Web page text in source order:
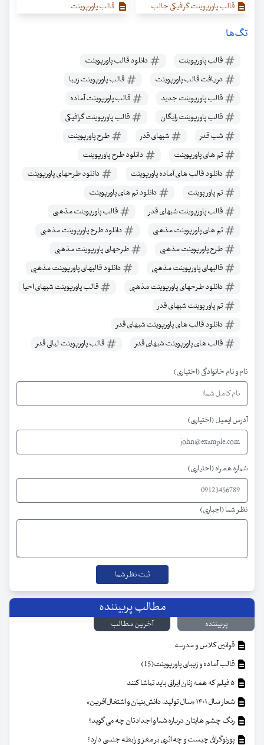
قالب پاورپوینت گرافیکی جالب قالب پاورپوینت
تگ‌ها
قالب پاورپوینت
دانلود قالب پاورپوینت
دریافت قالب پاورپوینت
قالب پاورپوینت زیبا
قالب پاورپوینت جدید
قالب پاورپوینت آماده
قالب پاورپوینت رایگان
قالب پاورپوینت گرافیکی
شب قدر
شبهای قدر
طرح پاورپوینت
تم های پاورپوینت
دانلود طرح پاورپوینت
دانلود قالب های آماده پاورپوینت
دانلود طرحهای پاورپوینت
تم پاور پوینت
دانلود تم های پاورپوینت
قالب پاورپوینت شبهای قدر
قالب پاورپوینت مذهبی
تم های پاورپوینت مذهبی
دانلود طرح پاورپوینت مذهبی
طرح پاورپوینت مذهبی
طرحهای پاورپوینت مذهبی
قالبهای پاورپوینت مذهبی
دانلود قالبهای پاورپوینت مذهبی
دانلود طرحهای پاورپوینت مذهبی
قالب پاورپوینت شبهای احیا
تم پاور پوینت شبهای قدر
دانلود قالب های پاورپوینت شبهای قدر
قالب های پاورپوینت شبهای قدر
قالب پاورپوینت لیالی قدر
نام و نام خانوادگی (اختیاری)
آدرس ایمیل (اختیاری)
شماره همراه (اختیاری)
نظر شما (اجباری)
مطالب پربیننده
پربیننده
آخرین مطالب
قوانین کلاس و مدرسه
قالب آماده و زیبای پاورپوینت(15)
شعار سال ۱۴۰۱ «سال تولید، دانش‌بنیان و اشتغال‌آفرین»
رنگ چشم هایتان درباره شما و اجدادتان چه می گوید؟
پورنوگرافی چیست و چه اثری بر مغز و رابطه جنسی دارد؟